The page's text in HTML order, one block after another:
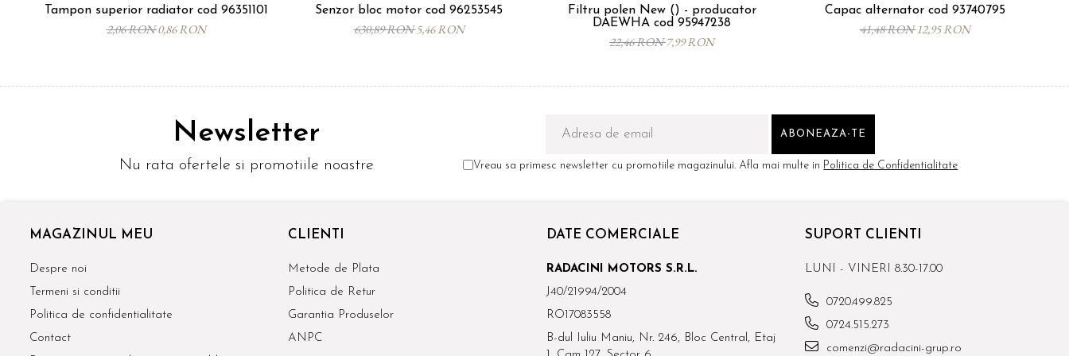
Tampon superior radiator cod 96351101
2,06 RON0,86 RON
Senzor bloc motor cod 96253545
630,89 RON5,46 RON
Filtru polen New () - producator
DAEWHA cod 95947238
22,46 RON7,99 RON
Capac alternator cod 93740795
41,48 RON12,95 RON
Newsletter
Nu rata ofertele si promotiile noastre Vreau sa primesc newsletter cu promotiile magazinului. Afla mai multe in Politica de Confidentialitate
MAGAZINUL MEU
Despre noi
Termeni si conditii
Politica de confidentialitate
Contact
CLIENTI
Metode de Plata
Politica de Retur
Garantia Produselor
ANPC
DATE COMERCIALE
RADACINI MOTORS S.R.L.
J40/21994/2004
RO17083558
B-dul Iuliu Maniu, Nr. 246, Bloc Central, Etaj
SUPORT CLIENTI
LUNI - VINERI 8.30-17.00
0720.499.825
0724.515.273
comenzi@radacini-grup.ro